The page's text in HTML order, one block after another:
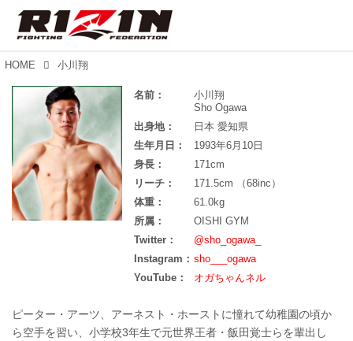
HOME 小川翔
名前：
小川翔
Sho Ogawa
出身地：
日本 愛知県
生年月日：
1993年6月10日
身長：
171cm
リーチ：
171.5cm （68inc）
体重：
61.0kg
所属：
OISHI GYM
Twitter：
@sho_ogawa_
Instagram： sho___ogawa
YouTube：
オガちゃんネル
ピーター・アーツ、アーネスト・ホーストに憧れて幼稚園の頃か
ら空手を習い、小学校3年生で元世界王者・飯田覚士らを輩出し